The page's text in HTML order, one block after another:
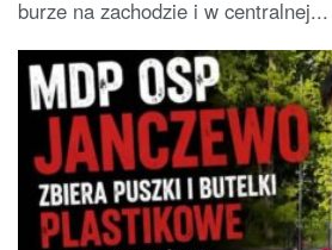
burze na zachodzie i w centralnej...